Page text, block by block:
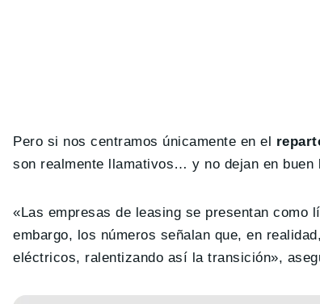
Pero si nos centramos únicamente en el
son realmente llamativos… y no dejan en
«Las empresas de leasing se presentan
embargo, los números señalan que, en
eléctricos, ralentizando así la transición»,